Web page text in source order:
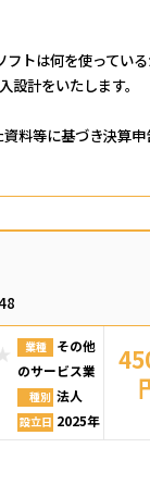
トは何を使ってい
計をいたします。
料等に基づき決算
業種
その他
のサービス業
種別 法人
設立日 2025年